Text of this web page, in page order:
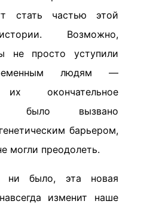
стать частью этой
Возможно,
не просто уступили
людям —
окончательное
было вызвано
барьером,
могли преодолеть.
было, эта новая
изменит наше